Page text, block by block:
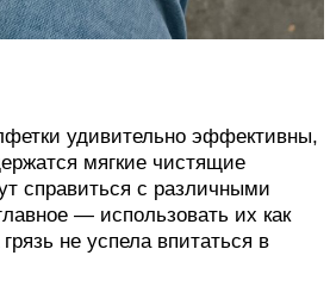
удивительно эффективны,
мягкие чистящие
справиться с различными
— использовать их как
не успела впитаться в